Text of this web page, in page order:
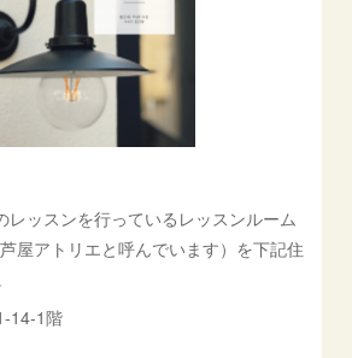
レッスンを行っているレッスンルーム
屋アトリエと呼んでいます）を下記住
14-1階